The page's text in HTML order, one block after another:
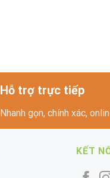
Hỗ trợ trực tiếp
Nhanh gọn, chính xác,
KẾT